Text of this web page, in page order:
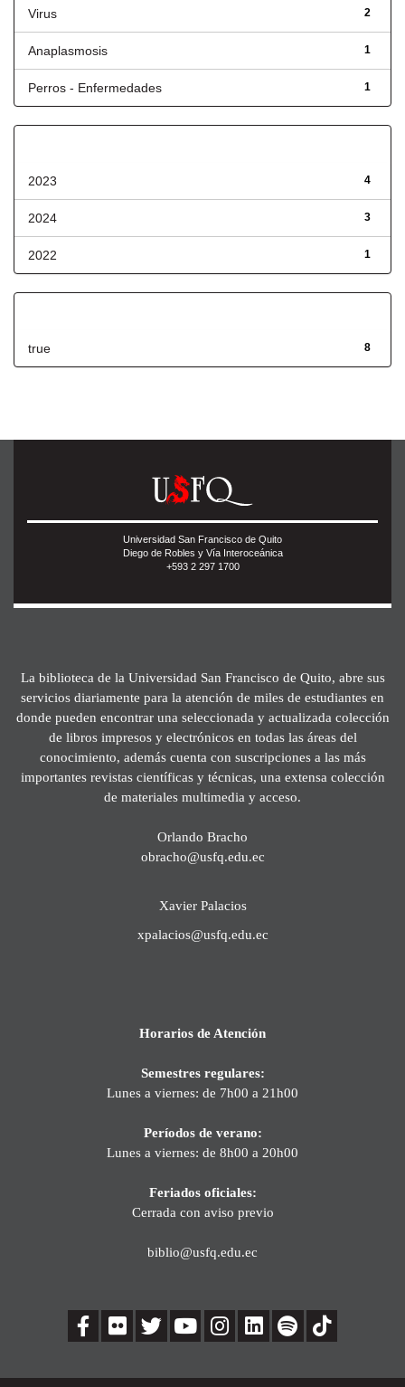
2
Virus
1
Anaplasmosis
1
Perros - Enfermedades
4
2023
3
2024
1
2022
8
true
Universidad San Francisco de Quito
Diego de Robles y Vía Interoceánica
+593 2 297 1700
La biblioteca de la Universidad San Francisco de Quito, abre sus
servicios diariamente para la atención de miles de estudiantes en
donde pueden encontrar una seleccionada y actualizada colección
de libros impresos y electrónicos en todas las áreas del
conocimiento, además cuenta con suscripciones a las más
importantes revistas científicas y técnicas, una extensa colección
de materiales multimedia y acceso.
Orlando Bracho
obracho@usfq.edu.ec
Xavier Palacios
xpalacios@usfq.edu.ec
Horarios de Atención
Semestres regulares:
Lunes a viernes: de 7h00 a 21h00
Períodos de verano:
Lunes a viernes: de 8h00 a 20h00
Feriados oficiales:
Cerrada con aviso previo
biblio@usfq.edu.ec